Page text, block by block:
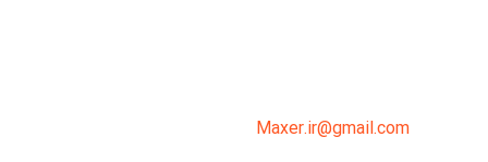
Maxer.ir@gmail.com